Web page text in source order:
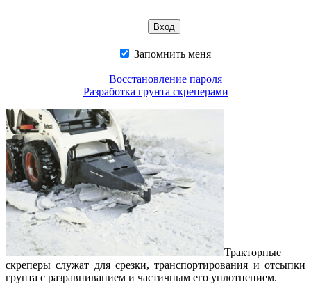
Запомнить меня
Восстановление пароля
Разработка грунта скреперами
Тракторные
скреперы служат для срезки, транспортирования и отсыпки
грунта с разравниванием и частичным его уплотнением.